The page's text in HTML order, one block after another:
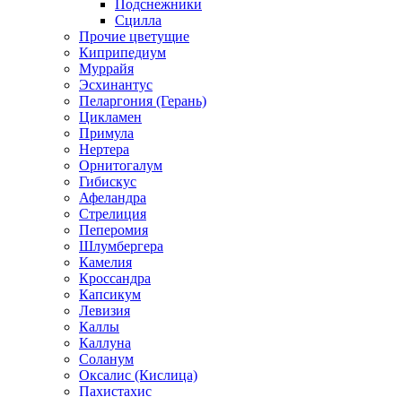
Подснежники
Сцилла
Прочие цветущие
Киприпедиум
Муррайя
Эсхинантус
Пеларгония (Герань)
Цикламен
Примула
Нертера
Орнитогалум
Гибискус
Афеландра
Стрелиция
Пеперомия
Шлумбергера
Камелия
Кроссандра
Капсикум
Левизия
Каллы
Каллуна
Соланум
Оксалис (Кислица)
Пахистахис